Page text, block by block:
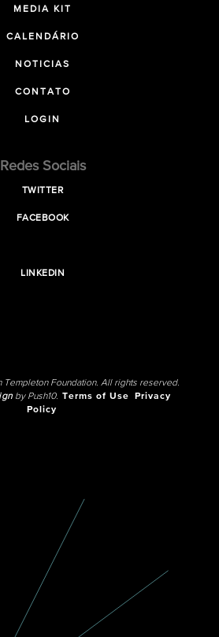
MEDIA KIT
CALENDÁRIO
NOTICIAS
CONTATO
LOGIN
Redes Sociais
TWITTER
FACEBOOK
LINKEDIN
Foundation. All rights reserved.
by Push10. Terms of Use
Privacy
Policy